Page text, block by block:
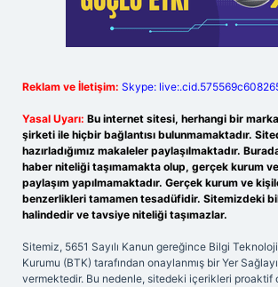
Reklam ve İletişim: Skype:
Yasal Uyarı: Bu internet sitesi, herhangi bir
şirketi ile hiçbir bağlantısı bulunmamaktadır.
hazırladığımız makaleler paylaşılmaktadır.
haber niteliği taşımamakta olup, gerçek kurum
paylaşım yapılmamaktadır. Gerçek kurum ve
benzerlikleri tamamen tesadüfidir. Sitemizdeki
halindedir ve tavsiye niteliği taşımazlar.
Sitemiz, 5651 Sayılı Kanun gereğince Bilgi
Kurumu (BTK) tarafından onaylanmış bir Yer
vermektedir. Bu nedenle, sitedeki içerikleri proaktif